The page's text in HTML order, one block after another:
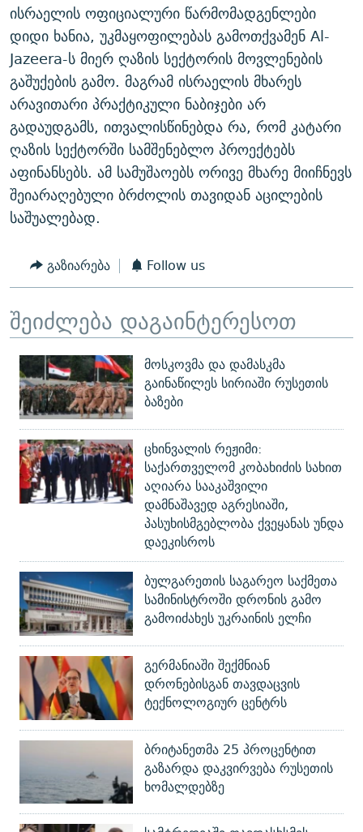
ისრაელის ოფიციალური წარმომადგენლები
დიდი ხანია, უკმაყოფილებას გამოთქვამენ Al-
Jazeera-ს მიერ ღაზის სექტორის მოვლენების
გაშუქების გამო. მაგრამ ისრაელის მხარეს
არავითარი პრაქტიკული ნაბიჯები არ
გადაუდგამს, ითვალისწინებდა რა, რომ კატარი
ღაზის სექტორში სამშენებლო პროექტებს
აფინანსებს. ამ სამუშაოებს ორივე მხარე მიიჩნევს
შეიარაღებული ბრძოლის თავიდან აცილების
საშუალებად.
გაზიარება Follow us
შეიძლება დაგაინტერესოთ
მოსკოვმა და დამასკმა
გაინაწილეს სირიაში რუსეთის
ბაზები
ცხინვალის რეჟიმი:
საქართველომ კობახიძის სახით
აღიარა სააკაშვილი
დამნაშავედ აგრესიაში,
პასუხისმგებლობა ქვეყანას უნდა
დაეკისროს
ბულგარეთის საგარეო საქმეთა
სამინისტროში დრონის გამო
გამოიძახეს უკრაინის ელჩი
გერმანიაში შექმნიან
დრონებისგან თავდაცვის
ტექნოლოგიურ ცენტრს
ბრიტანეთმა 25 პროცენტით
გაზარდა დაკვირვება რუსეთის
ხომალდებზე